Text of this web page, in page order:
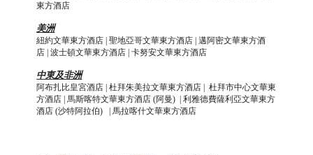
東方酒店
美洲
紐約文華東方酒店 |聖地亞哥文華東方酒店 | 邁阿密文華東方酒
店 | 波士頓文華東方酒店 | 卡努安文華東方酒店
中東及非洲
阿布扎比皇宮酒店 |杜拜朱美拉文華東方酒店
杜拜市中心文華東
方酒店 |馬斯喀特文華東方酒店 (阿曼) |利雅德費薩利亞文華東方
酒店 (沙特阿拉伯)
| 馬拉喀什文華東方酒店